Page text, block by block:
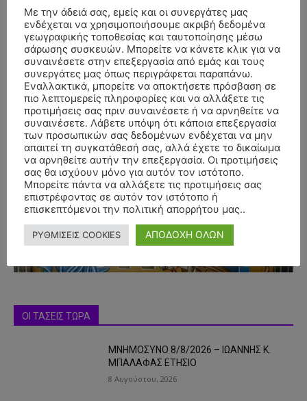
- Advertisment -
ΟΙ ΤΑΣΕΙΣ ΤΩΡΑ
ΜΝΗΜΟΣΥΝΟ 8/8/2026 – ΙΩΑΝΝΗΣ Κ.
ΜΠΑΛΑΦΑΣ ΕΤΗΣΙΟ
8 Αυγούστου, 2026
Με την άδειά σας, εμείς και οι συνεργάτες μας
ενδέχεται να χρησιμοποιήσουμε ακριβή δεδομένα
γεωγραφικής τοποθεσίας και ταυτοποίησης μέσω
σάρωσης συσκευών. Μπορείτε να κάνετε κλικ για να
συναινέσετε στην επεξεργασία από εμάς και τους
συνεργάτες μας όπως περιγράφεται παραπάνω.
Εναλλακτικά, μπορείτε να αποκτήσετε πρόσβαση σε
πιο λεπτομερείς πληροφορίες και να αλλάξετε τις
προτιμήσεις σας πριν συναινέσετε ή να αρνηθείτε να
συναινέσετε. Λάβετε υπόψη ότι κάποια επεξεργασία
των προσωπικών σας δεδομένων ενδέχεται να μην
απαιτεί τη συγκατάθεσή σας, αλλά έχετε το δικαίωμα
να αρνηθείτε αυτήν την επεξεργασία. Οι προτιμήσεις
σας θα ισχύουν μόνο για αυτόν τον ιστότοπο.
Μπορείτε πάντα να αλλάξετε τις προτιμήσεις σας
επιστρέφοντας σε αυτόν τον ιστότοπο ή
επισκεπτόμενοι την πολιτική απορρήτου μας..
ΡΥΘΜΙΣΕΙΣ COOKIES ΑΠΟΔΟΧΗ ΟΛΩΝ